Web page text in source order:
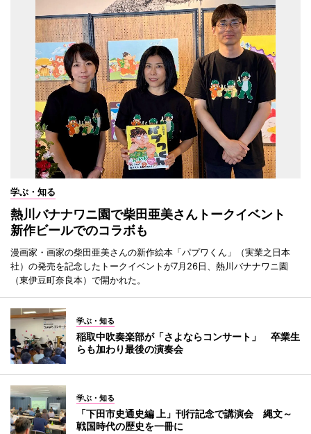
学ぶ・知る
熱川バナナワニ園で柴田亜美さんトークイベント
新作ビールでのコラボも
漫画家・画家の柴田亜美さんの新作絵本「パプワくん」（実業之日本
社）の発売を記念したトークイベントが7月26日、熱川バナナワニ園
（東伊豆町奈良本）で開かれた。
学ぶ・知る
稲取中吹奏楽部が「さよならコンサート」 卒業生
らも加わり最後の演奏会
学ぶ・知る
「下田市史通史編 上」刊行記念で講演会 縄文～
戦国時代の歴史を一冊に